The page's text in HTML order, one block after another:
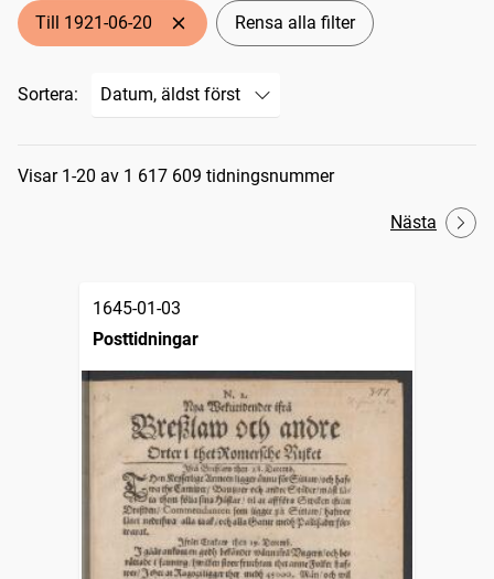
Till 1921-06-20 Rensa alla filter
Sortera:
Sökresultat
Visar 1-20 av 1 617 609 tidningsnummer
Nästa
1645-01-03
Posttidningar